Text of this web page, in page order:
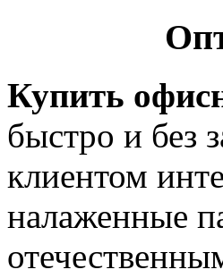
Купить
быстро и без
клиентом
налаженные